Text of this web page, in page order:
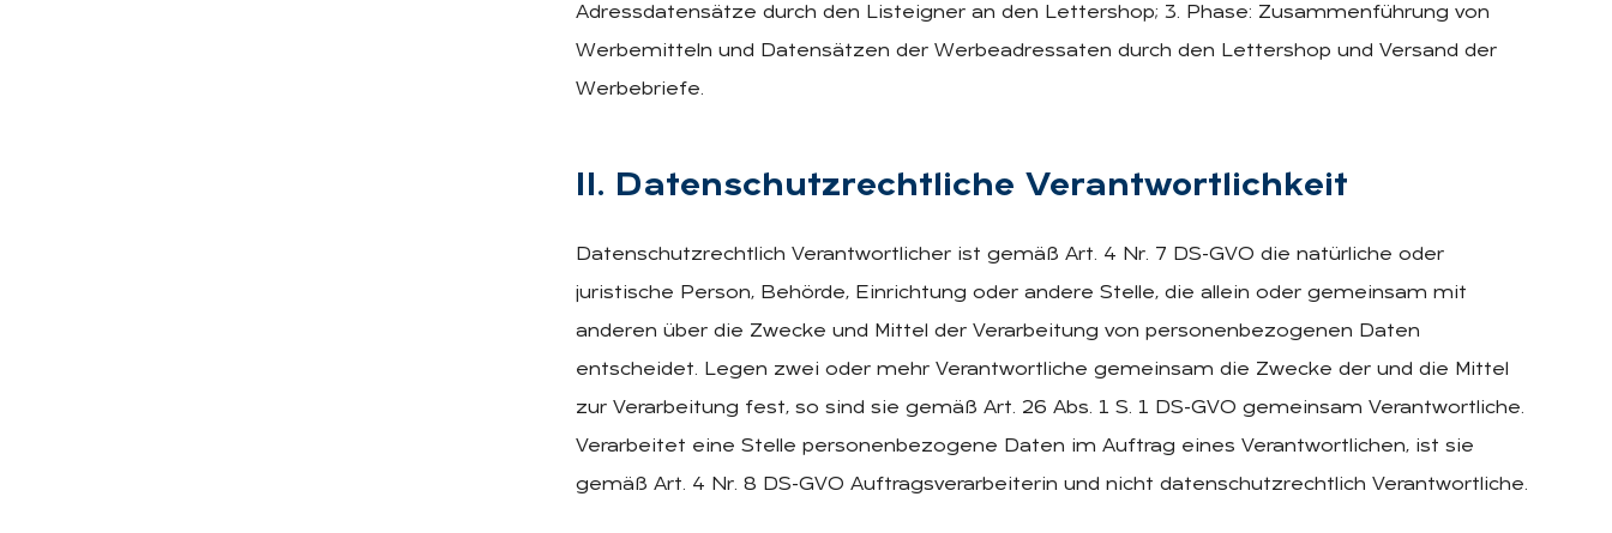
Adressdatensätze durch den Listeigner an den Lettershop; 3. Phase: Zusammenführung von
Werbemitteln und Datensätzen der Werbeadressaten durch den Lettershop und Versand der
Werbebriefe.
II. Da­ten­schutz­recht­li­che Ver­ant­wort­lich­keit
Datenschutzrechtlich Verantwortlicher ist gemäß Art. 4 Nr. 7 DS-GVO die natürliche oder
juristische Person, Behörde, Einrichtung oder andere Stelle, die allein oder gemeinsam mit
anderen über die Zwecke und Mittel der Verarbeitung von personenbezogenen Daten
entscheidet. Legen zwei oder mehr Verantwortliche gemeinsam die Zwecke der und die Mittel
zur Verarbeitung fest, so sind sie gemäß Art. 26 Abs. 1 S. 1 DS-GVO gemeinsam Verantwortliche.
Verarbeitet eine Stelle personenbezogene Daten im Auftrag eines Verantwortlichen, ist sie
gemäß Art. 4 Nr. 8 DS-GVO Auftragsverarbeiterin und nicht datenschutzrechtlich Verantwortliche.